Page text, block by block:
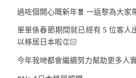
過咗個開心嘅新年🧧 一返黎為大家
單單係春節期間就已經有 5 位客人
以移居日本啦👏🏻
今年我哋都會繼續努力幫助更多人